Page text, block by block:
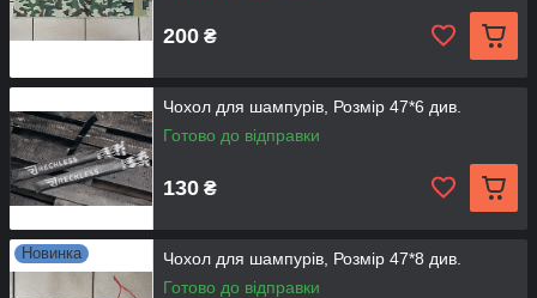
200 ₴
Чохол для шампурів, Розмір 47*6 див.
Готово до відправки
130 ₴
Новинка
Чохол для шампурів, Розмір 47*8 див.
Готово до відправки